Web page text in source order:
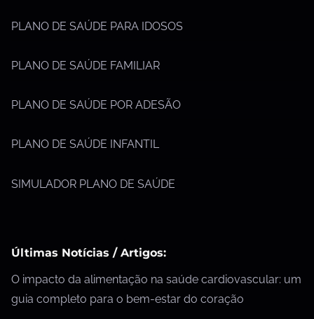
PLANO DE SAÚDE PARA IDOSOS
PLANO DE SAÚDE FAMILIAR
PLANO DE SAÚDE POR ADESÃO
PLANO DE SAÚDE INFANTIL
SIMULADOR PLANO DE SAÚDE
Últimas Notícias / Artigos:
O impacto da alimentação na saúde cardiovascular: um
guia completo para o bem-estar do coração